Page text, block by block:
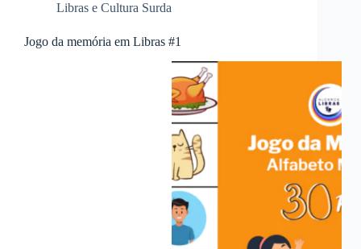
Libras e Cultura Surda
Jogo da memória em Libras #1